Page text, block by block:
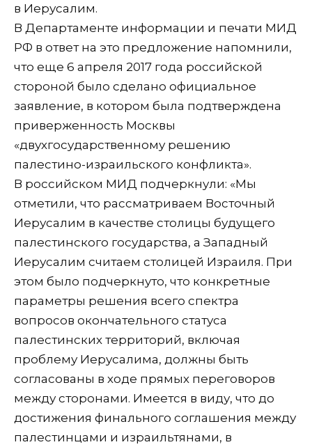
в Иерусалим.
В Департаменте информации и печати МИД
РФ в ответ на это предложение напомнили,
что еще 6 апреля 2017 года российской
стороной было сделано официальное
заявление, в котором была подтверждена
приверженность Москвы
«двухгосударственному решению
палестино-израильского конфликта».
В российском МИД подчеркнули: «Мы
отметили, что рассматриваем Восточный
Иерусалим в качестве столицы будущего
палестинского государства, а Западный
Иерусалим считаем столицей Израиля. При
этом было подчеркнуто, что конкретные
параметры решения всего спектра
вопросов окончательного статуса
палестинских территорий, включая
проблему Иерусалима, должны быть
согласованы в ходе прямых переговоров
между сторонами. Имеется в виду, что до
достижения финального соглашения между
палестинцами и израильтянами, в